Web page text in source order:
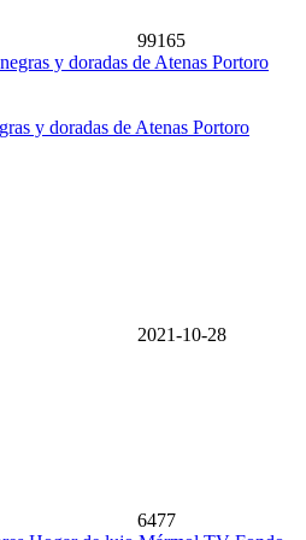
99165
y doradas de Atenas Portoro
2021-10-28
6477